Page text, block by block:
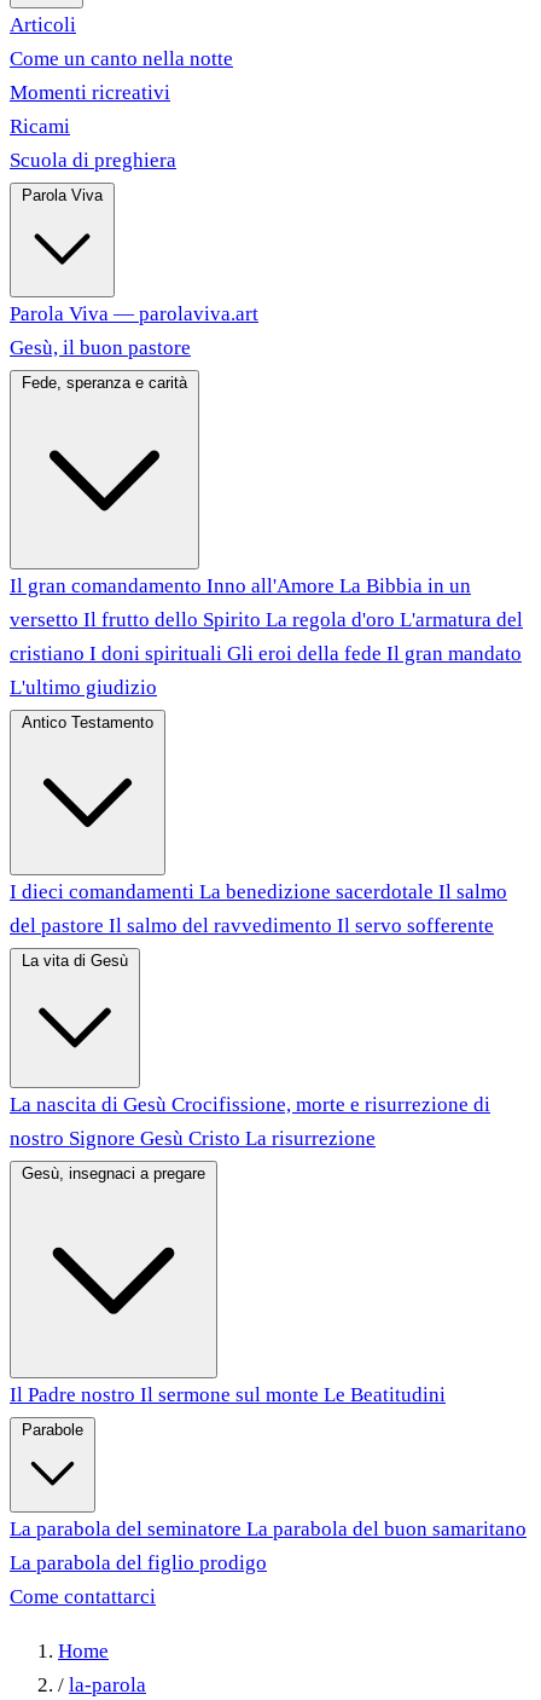
Articoli
Come un canto nella notte
Momenti ricreativi
Ricami
Scuola di preghiera
Parola Viva
Parola Viva — parolaviva.art
Gesù, il buon pastore
Fede, speranza e carità
Il gran comandamento Inno all'Amore La Bibbia in un
versetto Il frutto dello Spirito La regola d'oro L'armatura del
cristiano I doni spirituali Gli eroi della fede Il gran mandato
L'ultimo giudizio
I dieci comandamenti La benedizione sacerdotale Il salmo
del pastore Il salmo del ravvedimento Il servo sofferente
La nascita di Gesù Crocifissione, morte e risurrezione di
nostro Signore Gesù Cristo La risurrezione
Il Padre nostro Il sermone sul monte Le Beatitudini
La parabola del seminatore La parabola del buon samaritano
La parabola del figlio prodigo
Come contattarci
Home
/ la-parola